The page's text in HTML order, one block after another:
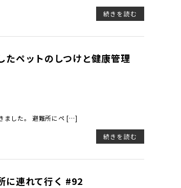
続きを読む
たペットのしつけと健康管理
ました。 避難所にペ […]
続きを読む
に連れて行く #92